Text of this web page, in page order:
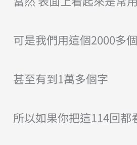
可是我們用這個2000多
甚至有到1萬多個字
所以如果你把這114回都